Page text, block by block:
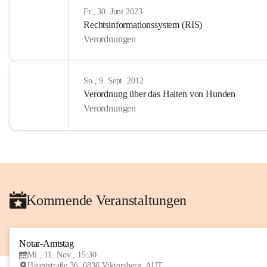
Fr., 30. Juni 2023
Rechtsinformationssystem (RIS)
Verordnungen
So., 9. Sept. 2012
Verordnung über das Halten von Hunden
Verordnungen
Kommende Veranstaltungen
Notar-Amtstag
Mi., 11. Nov., 15:30